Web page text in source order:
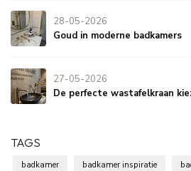
28-05-2026
Goud in moderne badkamers
27-05-2026
De perfecte wastafelkraan
TAGS
badkamer badkamer inspiratie